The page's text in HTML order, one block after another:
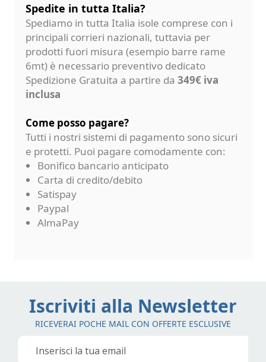
Spedite in tutta Italia?
Spediamo in tutta Italia isole comprese con i
principali corrieri nazionali, tuttavia per
prodotti fuori misura (esempio barre rame
6mt) è necessario preventivo dedicato
Spedizione Gratuita a partire da 349€ iva
inclusa
Come posso pagare?
Tutti i nostri sistemi di pagamento sono sicuri
e protetti. Puoi pagare comodamente con:
Bonifico bancario anticipato
Carta di credito/debito
Satispay
Paypal
AlmaPay
Iscriviti alla Newsletter
RICEVERAI POCHE MAIL CON OFFERTE ESCLUSIVE
Iscriviti